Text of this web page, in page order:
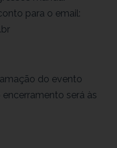
para o email:
do evento
será às